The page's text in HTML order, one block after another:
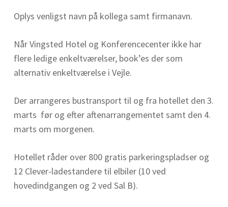
Oplys venligst navn på kollega samt firmanavn.
Når Vingsted Hotel og Konferencecenter ikke har
flere ledige enkeltværelser, book’es der som
alternativ enkeltværelse i Vejle.
Der arrangeres bustransport til og fra hotellet den 3.
marts før og efter aftenarrangementet samt den 4.
marts om morgenen.
Hotellet råder over 800 gratis parkeringspladser og
12 Clever-ladestandere til elbiler (10 ved
hovedindgangen og 2 ved Sal B).